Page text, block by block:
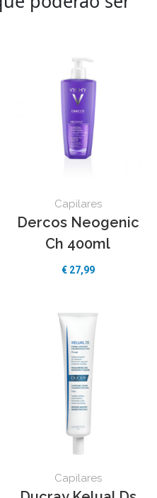
Capilares
Dercos Neogenic
Ch 400ml
€ 27,99
Capilares